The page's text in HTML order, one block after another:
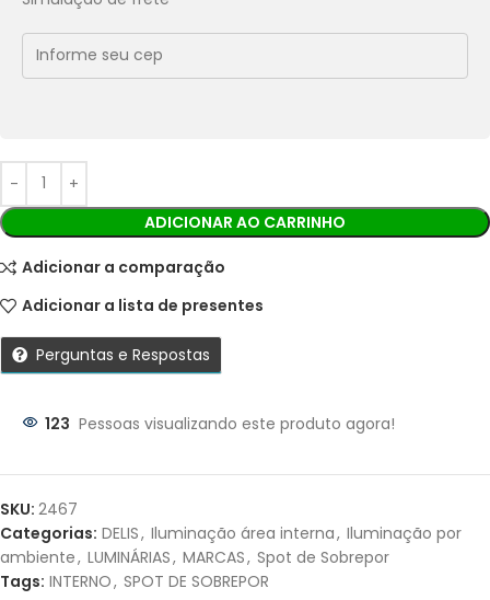
Ao finalizar sua compra você receberá os detalhes para
realizar o pagamento.
Parcelas:
JUROS
2X DE R$27,45SEM
JUROS
R$
ADICIONAR AO CARRINHO
Adicionar a comparação
Adicionar a lista de presentes
Perguntas e Respostas
123 Pessoas visualizando este produto agora!
SKU: 2467
Categorias: DELIS, Iluminação área interna, Iluminação por
ambiente, LUMINÁRIAS, MARCAS, Spot de Sobrepor
Tags: INTERNO, SPOT DE SOBREPOR